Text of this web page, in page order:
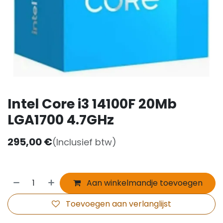
Intel Core i3 14100F 20Mb
LGA1700 4.7GHz
295,00€(Inclusief btw)
Aan winkelmandje toevoegen
Toevoegen aan verlanglijst